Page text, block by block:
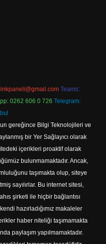
Teams:
0262 606 0 726 Telegram:
gereğince Bilgi Teknolojileri ve
bir Yer Sağlayıcı olarak
içerikleri proaktif olarak
bulunmamaktadır. Ancak,
taşımakta olup, siteye
sayılırlar. Bu internet sitesi,
şirketi ile hiçbir bağlantısı
hazırladığımız makaleler
haber niteliği taşımamakta
paylaşım yapılmamaktadır.